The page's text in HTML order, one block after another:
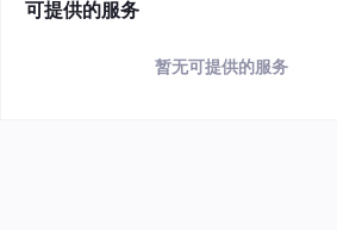
可提供的服务
暂无可提供的服务